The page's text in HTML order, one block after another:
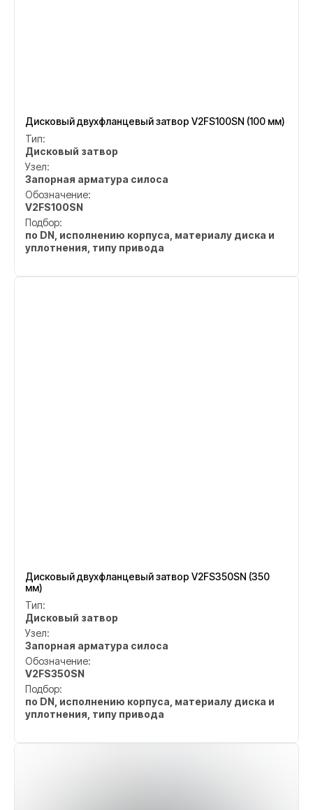
Дисковый двухфланцевый затвор V2FS100SN (100 мм)
Тип:
Дисковый затвор
Узел:
Запорная арматура силоса
Обозначение:
V2FS100SN
Подбор:
по DN, исполнению корпуса, материалу диска и
уплотнения, типу привода
Дисковый двухфланцевый затвор V2FS350SN (350
мм)
Тип:
Дисковый затвор
Узел:
Запорная арматура силоса
Обозначение:
V2FS350SN
Подбор:
по DN, исполнению корпуса, материалу диска и
уплотнения, типу привода